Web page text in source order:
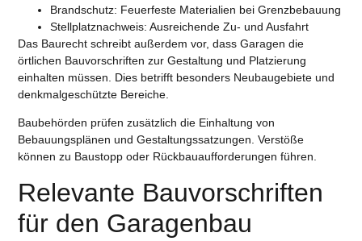
Brandschutz: Feuerfeste Materialien bei Grenzbebauung
Stellplatznachweis: Ausreichende Zu- und Ausfahrt
Das Baurecht schreibt außerdem vor, dass Garagen die
örtlichen Bauvorschriften zur Gestaltung und Platzierung
einhalten müssen. Dies betrifft besonders Neubaugebiete und
denkmalgeschützte Bereiche.
Baubehörden prüfen zusätzlich die Einhaltung von
Bebauungsplänen und Gestaltungssatzungen. Verstöße
können zu Baustopp oder Rückbauaufforderungen führen.
Relevante Bauvorschriften
für den Garagenbau